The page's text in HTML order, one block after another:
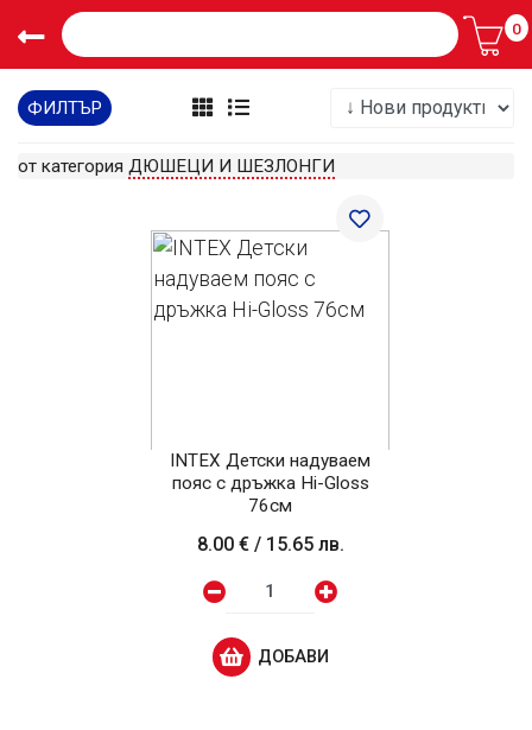
0
ФИЛТЪР
от категория ДЮШЕЦИ И ШЕЗЛОНГИ
INTEX Детски надуваем
пояс с дръжка Hi-Gloss
76см
8.00 €/ 15.65 лв.
ДОБАВИ